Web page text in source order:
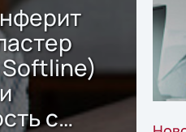
Softline)
с